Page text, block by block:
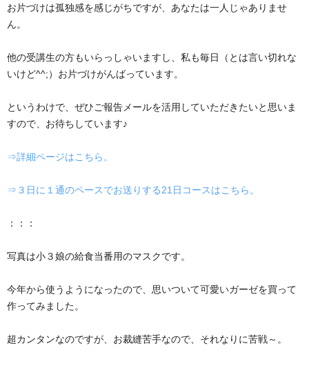
お片づけは孤独感を感じがちですが、あなたは一人じゃありませ
ん。
他の受講生の方もいらっしゃいますし、私も毎日（とは言い切れな
いけど^^;）お片づけがんばっています。
というわけで、ぜひご報告メールを活用していただきたいと思いま
すので、お待ちしています♪
⇒詳細ページはこちら。
⇒３日に１通のペースでお送りする21日コースはこちら。
：：：
写真は小３娘の給食当番用のマスクです。
今年から使うようになったので、思いついて可愛いガーゼを買って
作ってみました。
超カンタンなのですが、お裁縫苦手なので、それなりに苦戦～。